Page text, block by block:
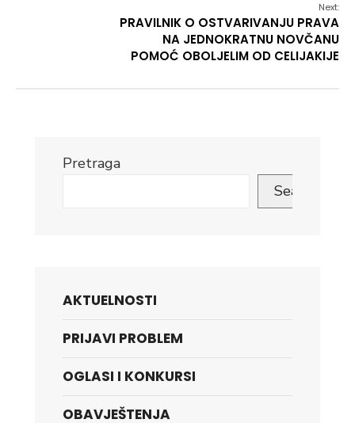
Next:
PRAVILNIK O OSTVARIVANJU PRAVA
NA JEDNOKRATNU NOVČANU
POMOĆ OBOLJELIM OD CELIJAKIJE
Pretraga
Search
AKTUELNOSTI
PRIJAVI PROBLEM
OGLASI I KONKURSI
OBAVJEŠTENJA